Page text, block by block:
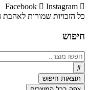
Facebook
Instagram
כל הזכויות שמורות
חיפוש
Search
...
תוצאות חיפוש